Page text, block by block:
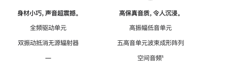
身材小巧，声音超震撼。
全频驱动单元
双振动抵消无源辐射器
—
高保真音质，令人沉浸。
高振幅低音单元
五高音单元波束成形阵列
空间音频脚
¹